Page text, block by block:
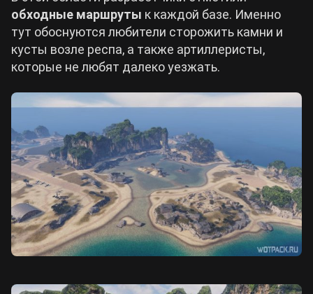
обходные маршруты к каждой базе. Именно
тут обоснуются любители сторожить камни и
кусты возле респа, а также артиллеристы,
которые не любят далеко уезжать.